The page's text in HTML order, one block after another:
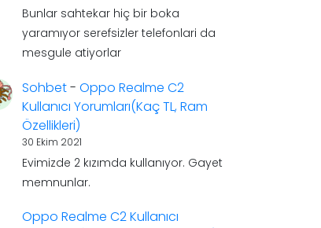
Bunlar sahtekar hiç bir boka
yaramıyor serefsizler telefonlari da
mesgule atiyorlar
Sohbet- Oppo Realme C2
Kullanıcı Yorumları(Kaç TL, Ram
Özellikleri)
30 Ekim 2021
Evimizde 2 kızımda kullanıyor. Gayet
memnunlar.
Oppo Realme C2 Kullanıcı